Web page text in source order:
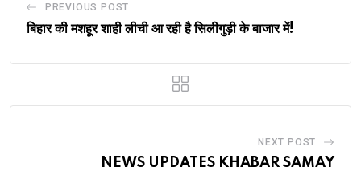
PREVIOUS POST
बिहार की मशहूर शाही लीची आ रही है सिलीगुड़ी के बाजार में!
NEXT POST
NEWS UPDATES KHABAR SAMAY